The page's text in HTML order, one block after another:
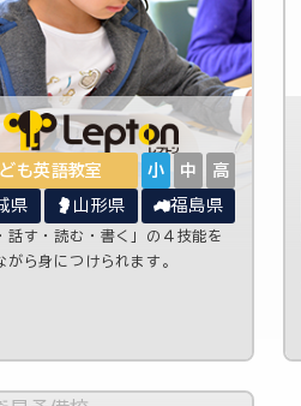
も英語教室 小 中 高
県 山形県 福島県
話す・読む・書く」の４技能を
がら身につけられます。